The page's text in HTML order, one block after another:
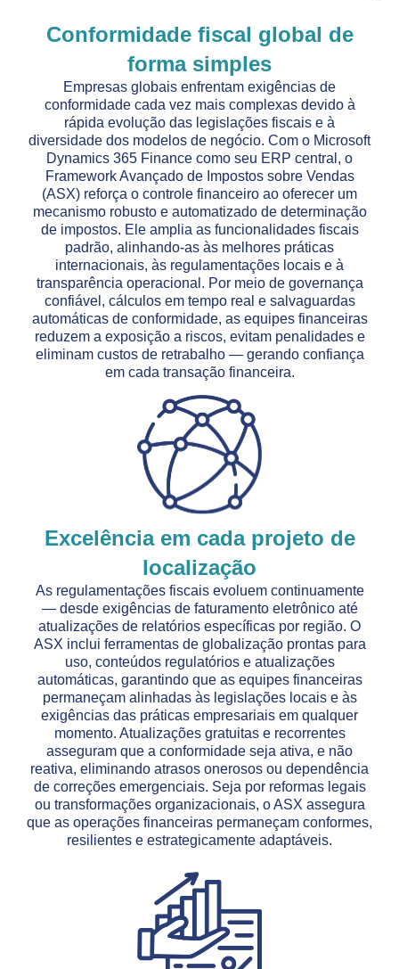
Conformidade fiscal global de
forma simples
Empresas globais enfrentam exigências de
conformidade cada vez mais complexas devido à
rápida evolução das legislações fiscais e à
diversidade dos modelos de negócio. Com o Microsoft
Dynamics 365 Finance como seu ERP central, o
Framework Avançado de Impostos sobre Vendas
(ASX) reforça o controle financeiro ao oferecer um
mecanismo robusto e automatizado de determinação
de impostos. Ele amplia as funcionalidades fiscais
padrão, alinhando-as às melhores práticas
internacionais, às regulamentações locais e à
transparência operacional. Por meio de governança
confiável, cálculos em tempo real e salvaguardas
automáticas de conformidade, as equipes financeiras
reduzem a exposição a riscos, evitam penalidades e
eliminam custos de retrabalho — gerando confiança
em cada transação financeira.
Excelência em cada projeto de
localização
As regulamentações fiscais evoluem continuamente
— desde exigências de faturamento eletrônico até
atualizações de relatórios específicas por região. O
ASX inclui ferramentas de globalização prontas para
uso, conteúdos regulatórios e atualizações
automáticas, garantindo que as equipes financeiras
permaneçam alinhadas às legislações locais e às
exigências das práticas empresariais em qualquer
momento. Atualizações gratuitas e recorrentes
asseguram que a conformidade seja ativa, e não
reativa, eliminando atrasos onerosos ou dependência
de correções emergenciais. Seja por reformas legais
ou transformações organizacionais, o ASX assegura
que as operações financeiras permaneçam conformes,
resilientes e estrategicamente adaptáveis.